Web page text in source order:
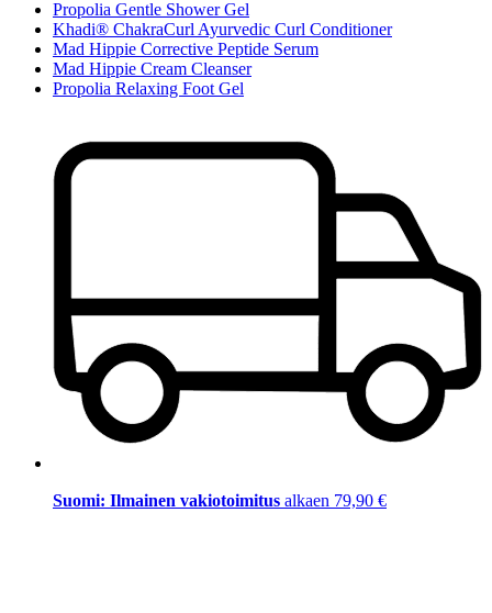
Propolia Gentle Shower Gel
Khadi® ChakraCurl Ayurvedic Curl Conditioner
Mad Hippie Corrective Peptide Serum
Mad Hippie Cream Cleanser
Propolia Relaxing Foot Gel
Suomi: Ilmainen vakiotoimitus alkaen 79,90 €